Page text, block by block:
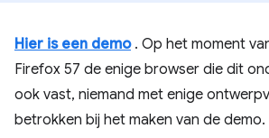
Hier is een demo. Op het moment
Firefox 57 de enige browser die dit
ook vast, niemand met enige
betrokken bij het maken van de demo.